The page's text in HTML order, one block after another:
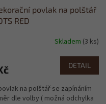
povlak na polštář
RED
Skladem (3 ks)
DETAIL
na polštář se zapínáním
dle volby ( možná odchylka